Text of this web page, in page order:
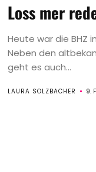
Loss mer
Heute war die BHZ
Neben den
geht es auch...
LAURA SOLZBACHER 9.